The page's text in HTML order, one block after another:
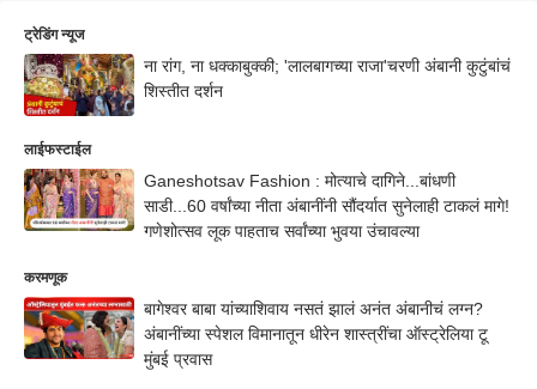
ट्रेडिंग न्यूज
ना रांग, ना धक्काबुक्की; 'लालबागच्या राजा'चरणी अंबानी कुटुंबांचं
शिस्तीत दर्शन
लाईफस्टाईल
Ganeshotsav Fashion : मोत्याचे दागिने...बांधणी
साडी...60 वर्षांच्या नीता अंबानींनी सौंदर्यात सुनेलाही टाकलं मागे!
गणेशोत्सव लूक पाहताच सर्वांच्या भुवया उंचावल्या
करमणूक
बागेश्वर बाबा यांच्याशिवाय नसतं झालं अनंत अंबानीचं लग्न?
अंबानींच्या स्पेशल विमानातून धीरेन शास्त्रींचा ऑस्ट्रेलिया टू
मुंबई प्रवास